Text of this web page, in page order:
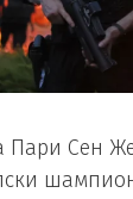
Пари Сен